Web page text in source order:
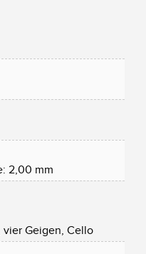
2,00 mm
vier Geigen, Cello